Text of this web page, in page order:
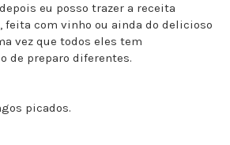
eu posso trazer a receita
com vinho ou ainda do delicioso
vez que todos eles tem
de preparo diferentes.
picados.